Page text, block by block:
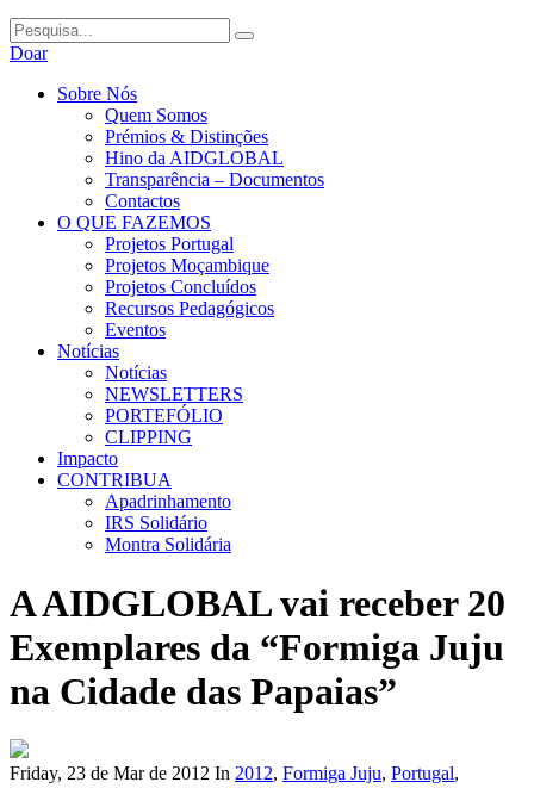
Doar
Sobre Nós
Quem Somos
Prémios & Distinções
Hino da AIDGLOBAL
Transparência – Documentos
Contactos
O QUE FAZEMOS
Projetos Portugal
Projetos Moçambique
Projetos Concluídos
Recursos Pedagógicos
Eventos
Notícias
Notícias
NEWSLETTERS
PORTEFÓLIO
CLIPPING
Impacto
CONTRIBUA
Apadrinhamento
IRS Solidário
Montra Solidária
A AIDGLOBAL vai receber 20
Exemplares da “Formiga Juju
na Cidade das Papaias”
Friday, 23 de Mar de 2012 In 2012, Formiga Juju, Portugal,